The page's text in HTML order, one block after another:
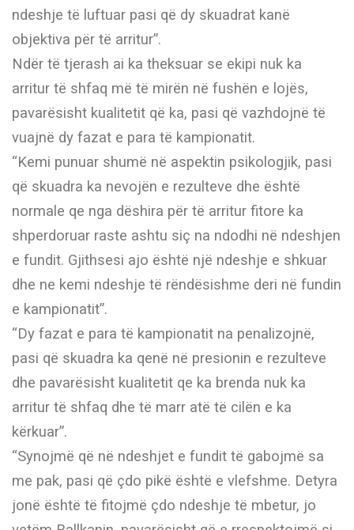
ndeshje të luftuar pasi që dy skuadrat kanë
objektiva për të arritur”.
Ndër të tjerash ai ka theksuar se ekipi nuk ka
arritur të shfaq më të mirën në fushën e lojës,
pavarësisht kualitetit që ka, pasi që vazhdojnë të
vuajnë dy fazat e para të kampionatit.
“Kemi punuar shumë në aspektin psikologjik, pasi
që skuadra ka nevojën e rezulteve dhe është
normale qe nga dëshira për të arritur fitore ka
shperdoruar raste ashtu siç na ndodhi në ndeshjen
e fundit. Gjithsesi ajo është një ndeshje e shkuar
dhe ne kemi ndeshje të rëndësishme deri në fundin
e kampionatit”.
“Dy fazat e para të kampionatit na penalizojnë,
pasi që skuadra ka qenë në presionin e rezulteve
dhe pavarësisht kualitetit qe ka brenda nuk ka
arritur të shfaq dhe të marr atë të cilën e ka
kërkuar”.
“Synojmë që në ndeshjet e fundit të gabojmë sa
me pak, pasi që çdo pikë është e vlefshme. Detyra
jonë është të fitojmë çdo ndeshje të mbetur, jo